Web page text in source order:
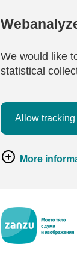
We would like
statistical
Allow tracking
More